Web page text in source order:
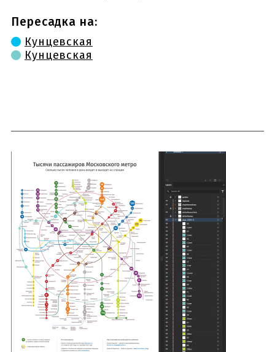
Пересадка на:
Кунцевская
Кунцевская